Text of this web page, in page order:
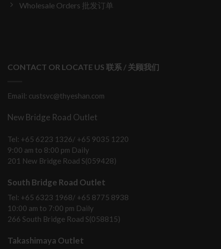
Wholesale Orders 批发订单
CONTACT OR LOCATE US 联系 / 关顾我们
Email: custsvc@thyeshan.com
New Bridge Road Outlet
Tel: +65 6223 1326/ +65 9035 1220
9:00 am to 8:00 pm Daily
201 New Bridge Road S(059428)
South Bridge Road Outlet
Tel: +65 6323 1968/ +65 8775 8938
10:00 am to 7:00 pm Daily
266 South Bridge Road S(058815)
Takashimaya Outlet